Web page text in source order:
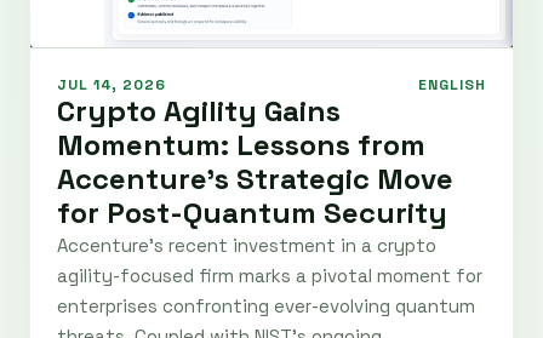
JUL 14, 2026 ENGLISH
Crypto Agility Gains
Momentum: Lessons from
Accenture's Strategic Move
for Post-Quantum Security
Accenture's recent investment in a crypto
agility-focused firm marks a pivotal moment for
enterprises confronting ever-evolving quantum